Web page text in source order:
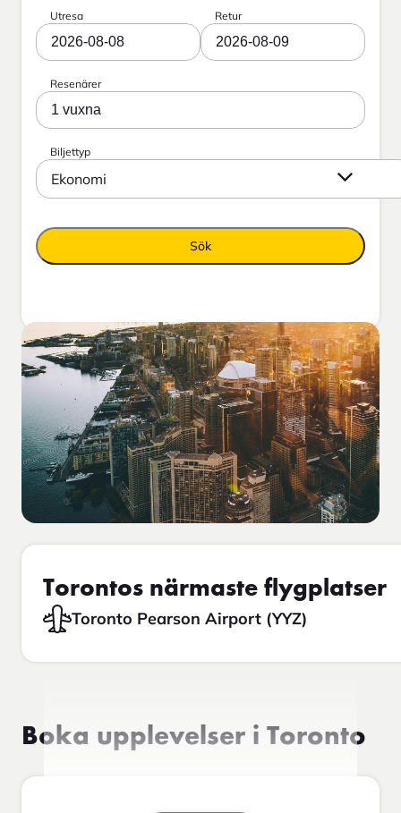
Utresa
2026-08-08
Retur
2026-08-09
Resenärer
1 vuxna
Biljettyp
Ekonomi
Sök
Torontos närmaste flygplatser
Toronto Pearson Airport (YYZ)
Boka upplevelser i Toronto